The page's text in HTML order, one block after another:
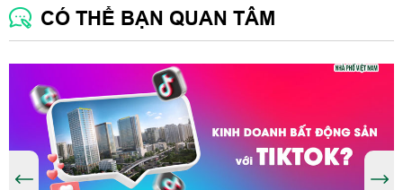
CÓ THỂ BẠN QUAN TÂM